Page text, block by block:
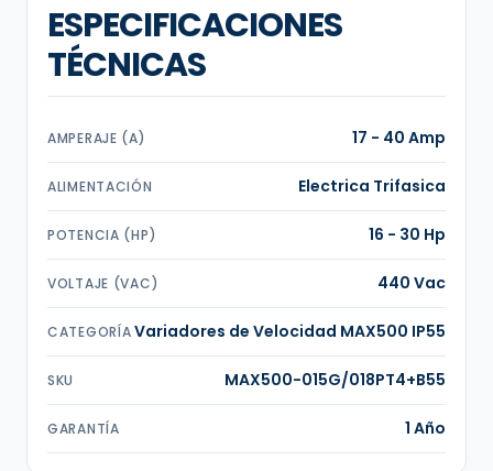
ESPECIFICACIONES
TÉCNICAS
AMPERAJE (A) 17 - 40 Amp
ALIMENTACIÓN Electrica Trifasica
POTENCIA (HP) 16 - 30 Hp
VOLTAJE (VAC) 440 Vac
CATEGORÍAVariadores de Velocidad MAX500 IP55
SKU MAX500-015G/018PT4+B55
GARANTÍA 1 Año